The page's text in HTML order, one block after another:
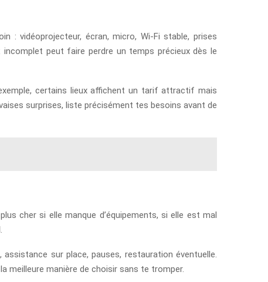
: vidéoprojecteur, écran, micro, Wi-Fi stable, prises
peut faire perdre un temps précieux dès le
certains lieux affichent un tarif attractif mais
surprises, liste précisément tes besoins avant de
cher si elle manque d’équipements, si elle est mal
sur place, pauses, restauration éventuelle.
meilleure manière de choisir sans te tromper.